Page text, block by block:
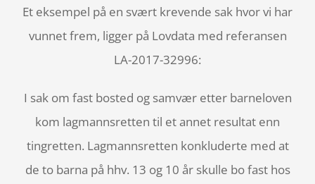
Et eksempel på en svært krevende sak hvor vi har
vunnet frem, ligger på Lovdata med referansen
LA-2017-32996:
I sak om fast bosted og samvær etter barneloven
kom lagmannsretten til et annet resultat enn
tingretten. Lagmannsretten konkluderte med at
de to barna på hhv. 13 og 10 år skulle bo fast hos